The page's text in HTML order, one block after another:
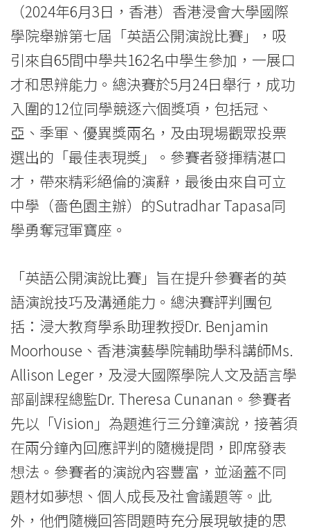
公
開
演
說
比
賽」
參
賽
者
展
現
精
彩
演
說
技
巧
（2024年6月3日，香港）香港浸會大學國際
學院舉辦第七屆「英語公開演說比賽」，吸
引來自65間中學共162名中學生參加，一展口
才和思辨能力。總決賽於5月24日舉行，成功
入圍的12位同學競逐六個獎項，包括冠、
亞、季軍、優異獎兩名，及由現場觀眾投票
選出的「最佳表現獎」。參賽者發揮精湛口
才，帶來精彩絕倫的演辭，最後由來自可立
中學（嗇色園主辦）的Sutradhar Tapasa同
學勇奪冠軍寶座。
「英語公開演說比賽」旨在提升參賽者的英
語演說技巧及溝通能力。總決賽評判團包
括：浸大教育學系助理教授Dr. Benjamin
Moorhouse、香港演藝學院輔助學科講師Ms.
Allison Leger，及浸大國際學院人文及語言學
部副課程總監Dr. Theresa Cunanan。參賽者
先以「Vision」為題進行三分鐘演說，接著須
在兩分鐘內回應評判的隨機提問，即席發表
想法。參賽者的演說內容豐富，並涵蓋不同
題材如夢想、個人成長及社會議題等。此
外，他們隨機回答問題時充分展現敏捷的思